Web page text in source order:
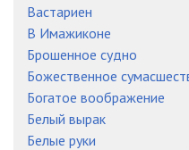
Вастариен
В Имажиконе
Брошенное судно
Божественное
Богатое воображение
Белый вырак
Белые руки